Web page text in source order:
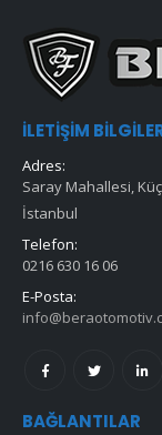
İLETIŞIM
Adres:
Saray Mahallesi,
İstanbul
Telefon:
0216 630 16 06
E-Posta:
BAĞLANTILAR